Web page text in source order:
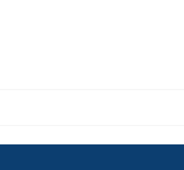
en om ons verkeer te